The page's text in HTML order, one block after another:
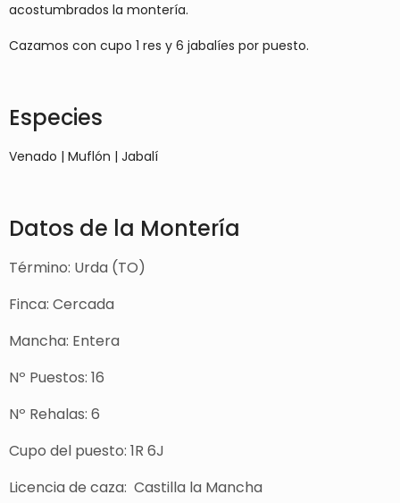
acostumbrados la montería.
Cazamos con cupo 1 res y 6 jabalíes por puesto.
Especies
Venado | Muflón | Jabalí
Datos de la Montería
Término: Urda (TO)
Finca: Cercada
Mancha: Entera
Nº Puestos: 16
Nº Rehalas: 6
Cupo del puesto: 1R 6J
Licencia de caza: Castilla la Mancha